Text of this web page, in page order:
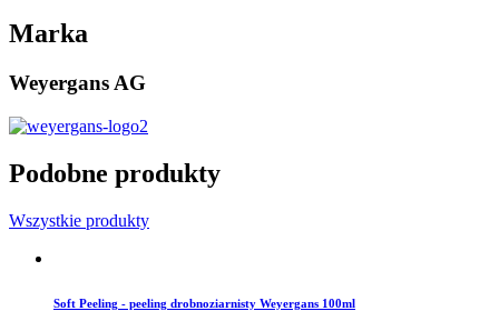
Marka
Weyergans AG
Podobne produkty
Wszystkie produkty
Soft Peeling - peeling drobnoziarnisty Weyergans 100ml